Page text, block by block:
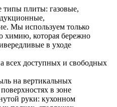
плиты: газовые,
Мы используем только
химию, которая бережно
в уходе
всех доступных и свободных
на вертикальных
в зоне
руки: кухонном